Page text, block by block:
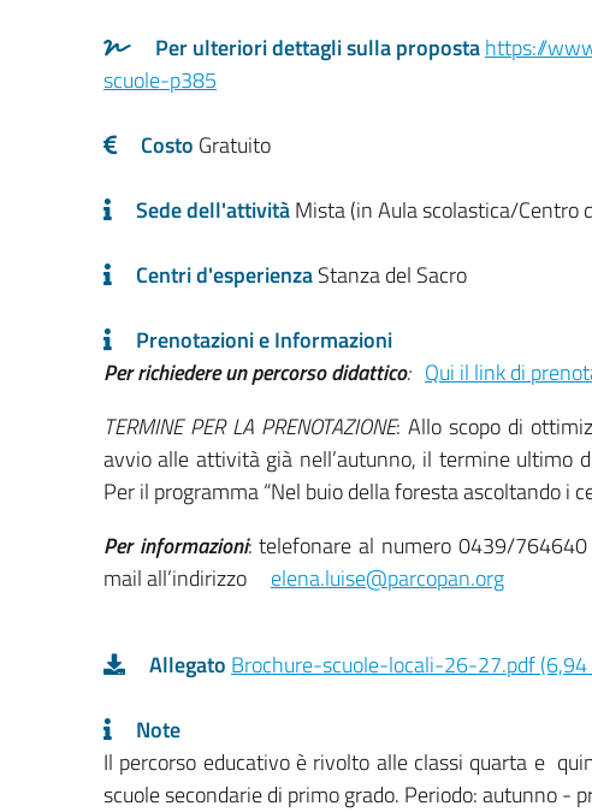
Per ulteriori dettagli sulla propostahttps://
scuole-p385
Costo Gratuito
Sede dell'attivitàMista (in Aula scolastica/Centro
Centri d'esperienzaStanza del Sacro
Prenotazioni e Informazioni
Per richiedere un percorso didattico: Qui il link di
TERMINE PER LA PRENOTAZIONE: Allo scopo di
avvio alle attività già nell’autunno, il termine ultimo
Per il programma “Nel buio della foresta ascoltando i
Per informazioni: telefonare al numero 0439/
mail all’indirizzo elena.luise@parcopan.org
Allegato Brochure-scuole-locali-26-27.pdf (6,94
Note
Il percorso educativo è rivolto alle classi quarta e
scuole secondarie di primo grado. Periodo: autunno -